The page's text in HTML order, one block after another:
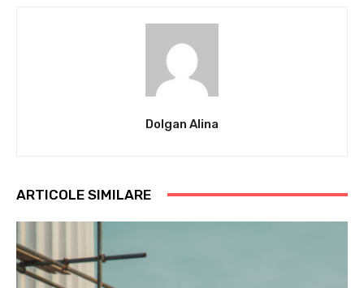
Dolgan Alina
ARTICOLE SIMILARE